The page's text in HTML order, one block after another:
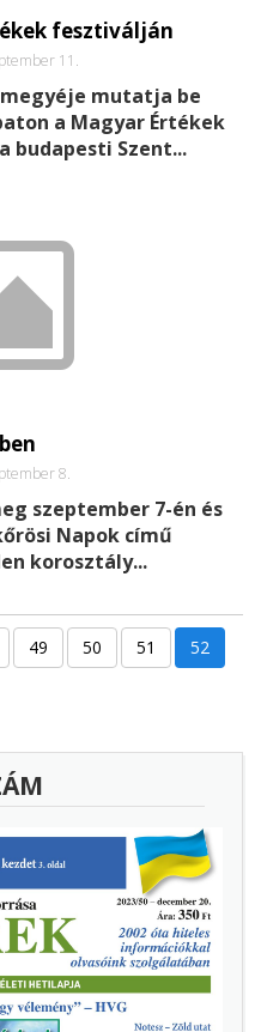
fesztiválján
11.
mutatja be
a Magyar Értékek
budapesti Szent...
8.
szeptember 7-én és
Napok című
korosztály...
49 50 51 52